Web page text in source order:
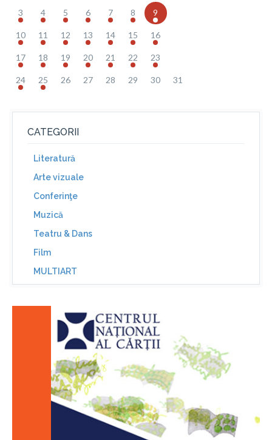
3 4 5 6 7 8 9
10 11 12 13 14 15 16
17 18 19 20 21 22 23
24 25 26 27 28 29 30 31
CATEGORII
Literatură
Arte vizuale
Conferinţe
Muzică
Teatru & Dans
Film
MULTIART